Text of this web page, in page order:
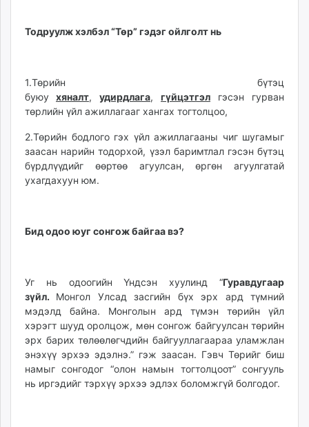
Тодруулж хэлбэл “Төр” гэдэг ойлголт нь
1.Төрийн бүтэц
буюу хяналт, удирдлага, гүйцэтгэл гэсэн гурван
төрлийн үйл ажиллагааг хангах тогтолцоо,
2.Төрийн бодлого гэх үйл ажиллагааны чиг шугамыг
заасан нарийн тодорхой, үзэл баримтлал гэсэн бүтэц
бүрдлүүдийг өөртөө агуулсан, өргөн агуулгатай
ухагдахуун юм.
Бид одоо юуг сонгож байгаа вэ?
Уг нь одоогийн Үндсэн хуулинд “Гуравдугаар
зүйл. Монгол Улсад засгийн бүх эрх ард түмний
мэдэлд байна. Монголын ард түмэн төрийн үйл
хэрэгт шууд оролцож, мөн сонгож байгуулсан төрийн
эрх барих төлөөлөгчдийн байгууллагаараа уламжлан
энэхүү эрхээ эдэлнэ.” гэж заасан. Гэвч Төрийг биш
намыг сонгодог “олон намын тогтолцоот” сонгууль
нь иргэдийг тэрхүү эрхээ эдлэх боломжгүй болгодог.